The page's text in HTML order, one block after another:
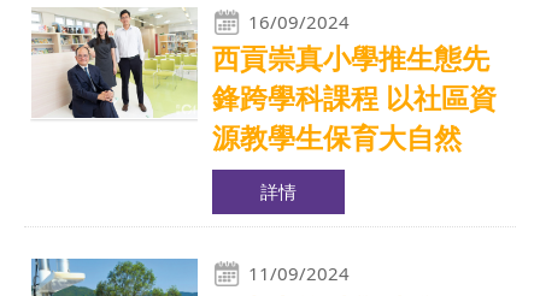
16/09/2024
西貢崇真小學推生態先
鋒跨學科課程 以社區資
源教學生保育大自然
詳情
11/09/2024